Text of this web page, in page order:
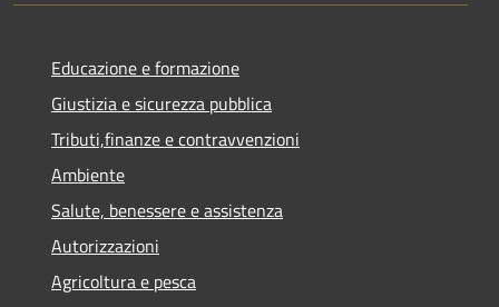
Educazione e formazione
Giustizia e sicurezza pubblica
Tributi,finanze e contravvenzioni
Ambiente
Salute, benessere e assistenza
Autorizzazioni
Agricoltura e pesca